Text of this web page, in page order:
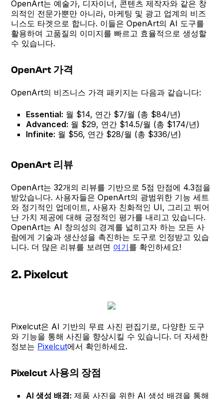
OpenArt는 예술가, 디자이너, 콘텐츠 제작자와 같은 창
의적인 전문가뿐만 아니라, 마케팅 및 광고 업계의 비즈
니스도 타겟으로 합니다. 이들은 OpenArt의 AI 도구를
활용하여 고품질의 이미지를 빠르고 효율적으로 생성할
수 있습니다.
OpenArt 가격
OpenArt의 비즈니스 가격 패키지는 다음과 같습니다:
Essential: 월 $14, 연간 $7/월 (총 $84/년)
Advanced: 월 $29, 연간 $14.5/월 (총 $174/년)
Infinite: 월 $56, 연간 $28/월 (총 $336/년)
OpenArt 리뷰
OpenArt는 32개의 리뷰를 기반으로 5점 만점에 4.3점을
받았습니다. 사용자들은 OpenArt의 광범위한 기능 세트
와 정기적인 업데이트, 사용자 친화적인 UI, 그리고 뛰어
난 가치 제공에 대해 긍정적인 평가를 내리고 있습니다.
OpenArt는 AI 창의성의 경계를 넓히고자 하는 모든 사
람에게 기술과 생산성을 촉진하는 도구로 인정받고 있습
니다. 더 많은 리뷰를 보려면 여기를 확인하세요!
2. Pixelcut
Pixelcut은 AI 기반의 무료 사진 편집기로, 다양한 도구
와 기능을 통해 사진을 향상시킬 수 있습니다. 더 자세한
정보는 Pixelcut에서 확인하세요.
Pixelcut 사용의 장점
AI 생성 배경: 제품 사진을 위한 AI 생성 배경을 통해